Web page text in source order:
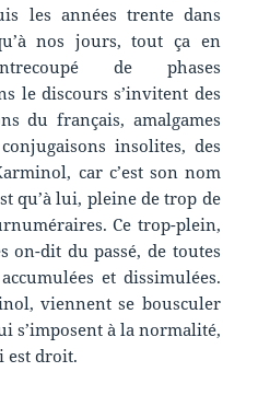
les années trente dans
nos jours, tout ça en
de phases
le discours s’invitent des
du français, amalgames
insolites, des
car c’est son nom
qu’à lui, pleine de trop de
Ce trop-plein,
on-dit du passé, de toutes
et dissimulées.
viennent se bousculer
s’imposent à la normalité,
est droit.